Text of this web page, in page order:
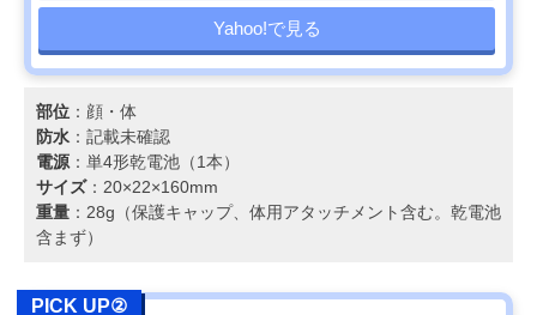
Yahoo!で見る
部位 ：顔・体
防水 ：記載未確認
電源：単4形乾電池（1本）
サイズ：20×22×160mm
重量 ：28g（保護キャップ、体用アタッチメント含む。乾電池
含まず）
PICK UP②